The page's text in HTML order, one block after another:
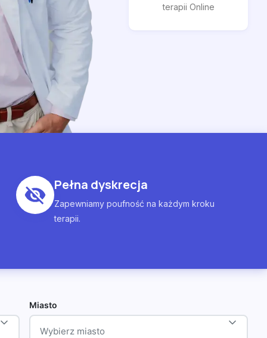
terapii Online
Pełna dyskrecja
Zapewniamy poufność na każdym kroku
terapii.
Miasto
Wybierz miasto